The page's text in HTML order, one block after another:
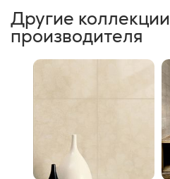
Другие коллекции
производителя